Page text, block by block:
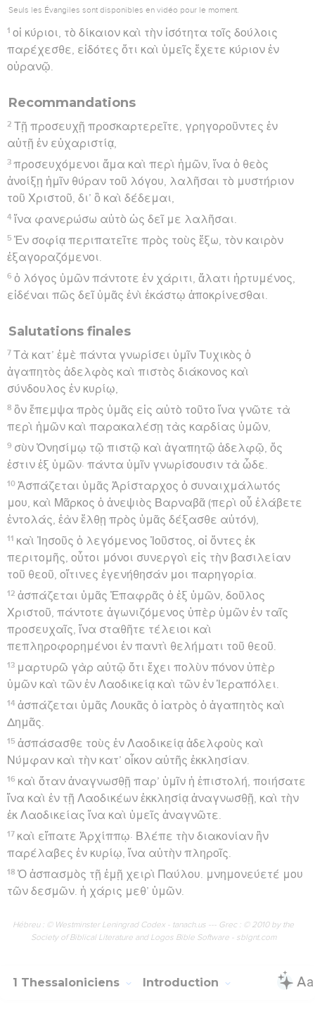
Seuls les Évangiles sont disponibles en vidéo pour le moment.
1 οἱ κύριοι, τὸ δίκαιον καὶ τὴν ἰσότητα τοῖς δούλοις
παρέχεσθε, εἰδότες ὅτι καὶ ὑμεῖς ἔχετε κύριον ἐν
οὐρανῷ.
Recommandations
2 Τῇ προσευχῇ προσκαρτερεῖτε, γρηγοροῦντες ἐν
αὐτῇ ἐν εὐχαριστίᾳ,
3 προσευχόμενοι ἅμα καὶ περὶ ἡμῶν, ἵνα ὁ θεὸς
ἀνοίξῃ ἡμῖν θύραν τοῦ λόγου, λαλῆσαι τὸ μυστήριον
τοῦ Χριστοῦ, δι’ ὃ καὶ δέδεμαι,
4 ἵνα φανερώσω αὐτὸ ὡς δεῖ με λαλῆσαι.
5 Ἐν σοφίᾳ περιπατεῖτε πρὸς τοὺς ἔξω, τὸν καιρὸν
ἐξαγοραζόμενοι.
6 ὁ λόγος ὑμῶν πάντοτε ἐν χάριτι, ἅλατι ἠρτυμένος,
εἰδέναι πῶς δεῖ ὑμᾶς ἑνὶ ἑκάστῳ ἀποκρίνεσθαι.
Salutations finales
7 Τὰ κατ’ ἐμὲ πάντα γνωρίσει ὑμῖν Τυχικὸς ὁ
ἀγαπητὸς ἀδελφὸς καὶ πιστὸς διάκονος καὶ
σύνδουλος ἐν κυρίῳ,
8 ὃν ἔπεμψα πρὸς ὑμᾶς εἰς αὐτὸ τοῦτο ἵνα γνῶτε τὰ
περὶ ἡμῶν καὶ παρακαλέσῃ τὰς καρδίας ὑμῶν,
9 σὺν Ὀνησίμῳ τῷ πιστῷ καὶ ἀγαπητῷ ἀδελφῷ, ὅς
ἐστιν ἐξ ὑμῶν· πάντα ὑμῖν γνωρίσουσιν τὰ ὧδε.
10 Ἀσπάζεται ὑμᾶς Ἀρίσταρχος ὁ συναιχμάλωτός
μου, καὶ Μᾶρκος ὁ ἀνεψιὸς Βαρναβᾶ (περὶ οὗ ἐλάβετε
ἐντολάς, ἐὰν ἔλθῃ πρὸς ὑμᾶς δέξασθε αὐτόν),
11 καὶ Ἰησοῦς ὁ λεγόμενος Ἰοῦστος, οἱ ὄντες ἐκ
περιτομῆς, οὗτοι μόνοι συνεργοὶ εἰς τὴν βασιλείαν
τοῦ θεοῦ, οἵτινες ἐγενήθησάν μοι παρηγορία.
12 ἀσπάζεται ὑμᾶς Ἐπαφρᾶς ὁ ἐξ ὑμῶν, δοῦλος
Χριστοῦ, πάντοτε ἀγωνιζόμενος ὑπὲρ ὑμῶν ἐν ταῖς
προσευχαῖς, ἵνα σταθῆτε τέλειοι καὶ
πεπληροφορημένοι ἐν παντὶ θελήματι τοῦ θεοῦ.
13 μαρτυρῶ γὰρ αὐτῷ ὅτι ἔχει πολὺν πόνον ὑπὲρ
ὑμῶν καὶ τῶν ἐν Λαοδικείᾳ καὶ τῶν ἐν Ἱεραπόλει.
14 ἀσπάζεται ὑμᾶς Λουκᾶς ὁ ἰατρὸς ὁ ἀγαπητὸς καὶ
Δημᾶς.
15 ἀσπάσασθε τοὺς ἐν Λαοδικείᾳ ἀδελφοὺς καὶ
Νύμφαν καὶ τὴν κατ’ οἶκον αὐτῆς ἐκκλησίαν.
16 καὶ ὅταν ἀναγνωσθῇ παρ’ ὑμῖν ἡ ἐπιστολή, ποιήσατε
ἵνα καὶ ἐν τῇ Λαοδικέων ἐκκλησίᾳ ἀναγνωσθῇ, καὶ τὴν
ἐκ Λαοδικείας ἵνα καὶ ὑμεῖς ἀναγνῶτε.
17 καὶ εἴπατε Ἀρχίππῳ· Βλέπε τὴν διακονίαν ἣν
παρέλαβες ἐν κυρίῳ, ἵνα αὐτὴν πληροῖς.
18 Ὁ ἀσπασμὸς τῇ ἐμῇ χειρὶ Παύλου. μνημονεύετέ μου
τῶν δεσμῶν. ἡ χάρις μεθ’ ὑμῶν.
Hébreu : © Westminster Leningrad Codex - tanach.us --- Grec : © 2010 by the
Society of Biblical Literature and Logos Bible Software - sblgnt.com
1 Thessaloniciens Introduction